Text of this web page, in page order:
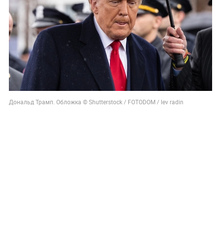
Дональд Трамп. Обложка © Shutterstock / FOTODOM / lev radin